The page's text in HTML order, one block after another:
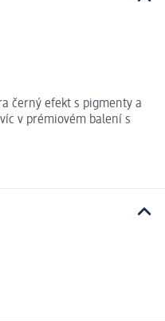
černý efekt s pigmenty a
v prémiovém balení s